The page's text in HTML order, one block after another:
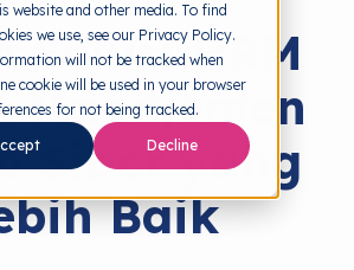
website and other media. To find
we use, see our Privacy Policy.
will not be tracked when
cookie will be used in your browser
for not being tracked.
Decline
Solusi HRM
Manajemen
Siber yang
Baik